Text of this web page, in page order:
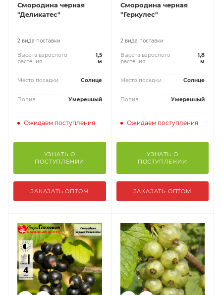
Смородина черная
"Деликатес"
2 вида поставки
Высота взрослого
растения
1,5
м
Место посадки Солнце
Полив Умеренный
Ожидаем поступления
УЗНАТЬ О
ПОСТУПЛЕНИИ
ЗАКАЗАТЬ ОПТОМ
Смородина черная
"Геркулес"
2 вида поставки
Высота взрослого
растения
1,8
м
Место посадки Солнце
Полив Умеренный
Ожидаем поступления
УЗНАТЬ О
ПОСТУПЛЕНИИ
ЗАКАЗАТЬ ОПТОМ